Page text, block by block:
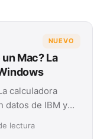
NUEVO
Mac? La
calculadora
datos de IBM y
lectura